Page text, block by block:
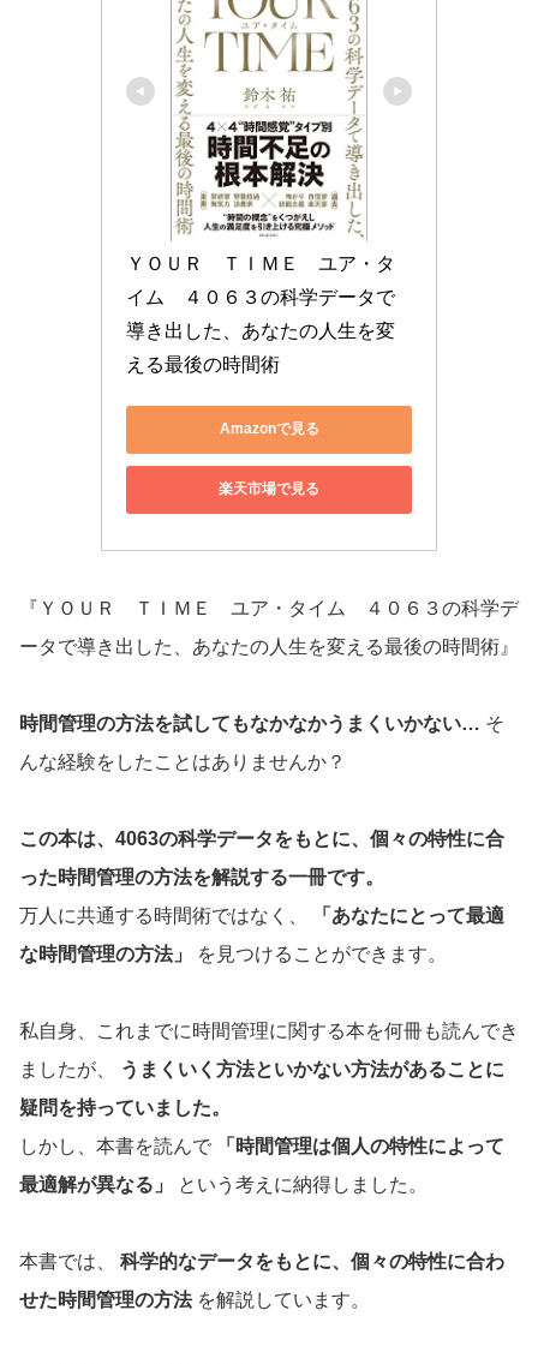
ＹＯＵＲ　ＴＩＭＥ　ユア・タ
イム　４０６３の科学データで
導き出した、あなたの人生を変
える最後の時間術
Amazonで見る
楽天市場で見る
『ＹＯＵＲ ＴＩＭＥ ユア・タイム ４０６３の科学デ
ータで導き出した、あなたの人生を変える最後の時間術』
時間管理の方法を試してもなかなかうまくいかない… そ
んな経験をしたことはありませんか？
この本は、4063の科学データをもとに、個々の特性に合
った時間管理の方法を解説する一冊です。
万人に共通する時間術ではなく、
「あなたにとって最適
な時間管理の方法」
を見つけることができます。
私自身、これまでに時間管理に関する本を何冊も読んでき
ましたが、
うまくいく方法といかない方法があることに
疑問を持っていました。
しかし、本書を読んで
「時間管理は個人の特性によって
最適解が異なる」
という考えに納得しました。
本書では、 科学的なデータをもとに、個々の特性に合わ
せた時間管理の方法を解説しています。